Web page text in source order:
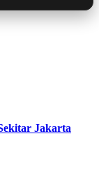
Jakarta